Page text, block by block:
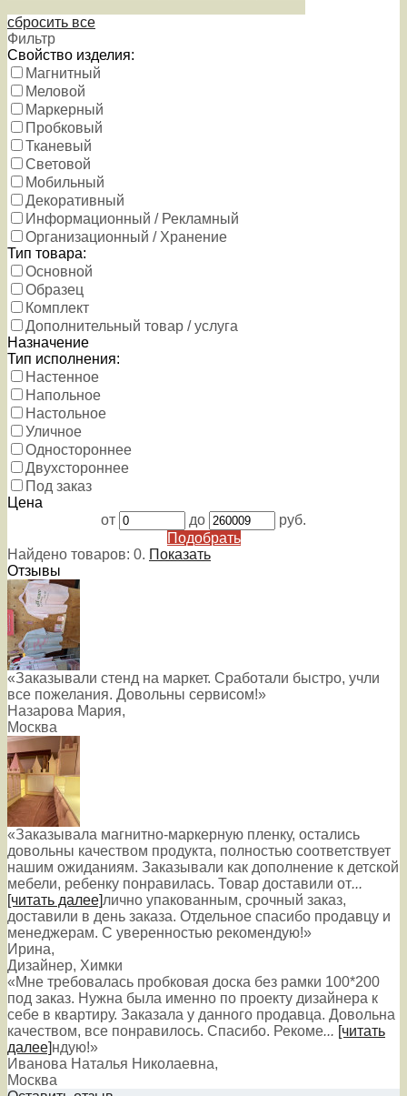
сбросить все
Фильтр
Свойство изделия:
Магнитный
Меловой
Маркерный
Пробковый
Тканевый
Световой
Мобильный
Декоративный
Информационный / Рекламный
Организационный / Хранение
Тип товара:
Основной
Образец
Комплект
Дополнительный товар / услуга
Назначение
Тип исполнения:
Настенное
Напольное
Настольное
Уличное
Одностороннее
Двухстороннее
Под заказ
Цена
от
до
руб.
Подобрать
Найдено товаров: 0. Показать
Отзывы
«Заказывали стенд на маркет. Сработали быстро, учли
все пожелания. Довольны сервисом!»
Назарова Мария,
Москва
«Заказывала магнитно-маркерную пленку, остались
довольны качеством продукта, полностью соответствует
нашим ожиданиям. Заказывали как дополнение к детской
мебели, ребенку понравилась. Товар доставили от...
[читать далее]лично упакованным, срочный заказ,
доставили в день заказа. Отдельное спасибо продавцу и
менеджерам. С уверенностью рекомендую!»
Ирина,
Дизайнер, Химки
«Мне требовалась пробковая доска без рамки 100*200
под заказ. Нужна была именно по проекту дизайнера к
себе в квартиру. Заказала у данного продавца. Довольна
качеством, все понравилось. Спасибо. Рекоме... [читать
далее]ндую!»
Иванова Наталья Николаевна,
Москва